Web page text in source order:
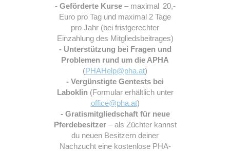
- Geförderte Kurse– maximal 20,-
Euro pro Tag und maximal 2 Tage
pro Jahr (bei fristgerechter
Einzahlung des Mitgliedsbeitrages)
- Unterstützung bei Fragen und
Problemen rund um die APHA
(PHAHelp@pha.at)
- Vergünstigte Gentests bei
Laboklin(Formular erhältlich unter
office@pha.at)
- Gratismitgliedschaft für neue
Pferdebesitzer– als Züchter kannst
du neuen Besitzern deiner
Nachzucht eine kostenlose PHA-